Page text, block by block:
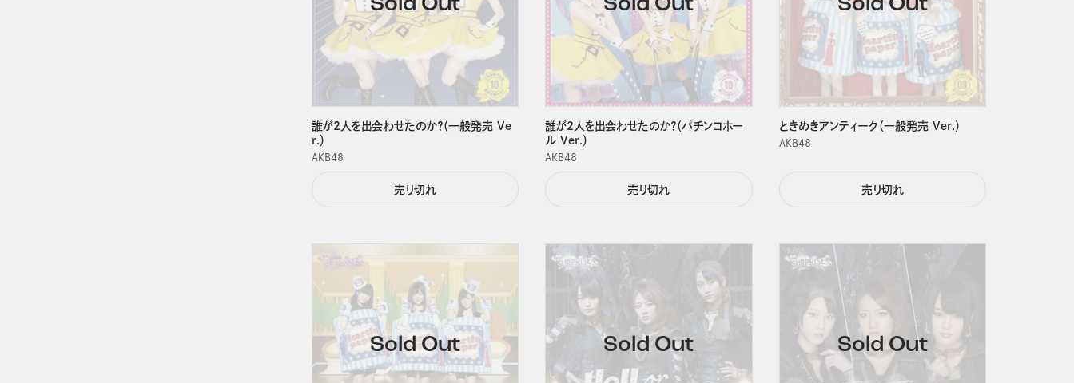
誰が2人を出会わせたのか？（一般発売 Ve
r.）
ＡＫＢ４８
売り切れ
誰が2人を出会わせたのか？（パチンコホー
ル Ver.）
ＡＫＢ４８
売り切れ
ときめきアンティーク（一般発売 Ver.）
ＡＫＢ４８
売り切れ